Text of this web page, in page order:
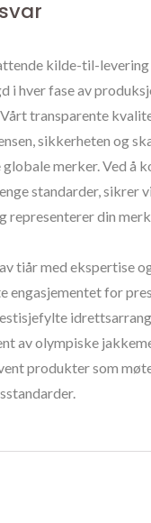
kilde-til-
i hver fase av
transparente
sikkerheten og
globale merker. Ved å
standarder, sikrer
representerer din
tiår med ekspertise
engasjementet for
av olympiske
produkter som